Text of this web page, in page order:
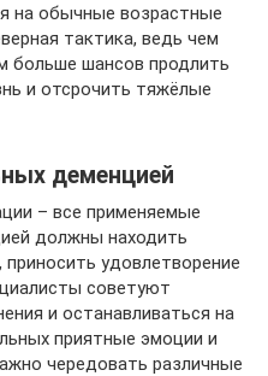
на обычные возрастные
тактика, ведь чем
больше шансов продлить
и отсрочить тяжёлые
деменцией
– все применяемые
должны находить
удовлетворение
советуют
и останавливаться на
приятные эмоции и
чередовать различные